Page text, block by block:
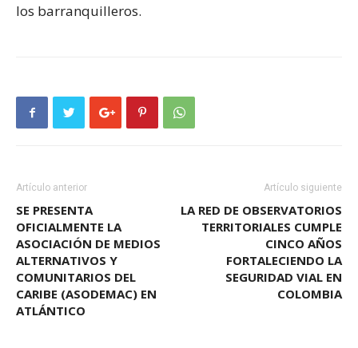
los barranquilleros.
Artículo anterior
SE PRESENTA
OFICIALMENTE LA
ASOCIACIÓN DE MEDIOS
ALTERNATIVOS Y
COMUNITARIOS DEL
CARIBE (ASODEMAC) EN
ATLÁNTICO
Artículo siguiente
LA RED DE OBSERVATORIOS
TERRITORIALES CUMPLE
CINCO AÑOS
FORTALECIENDO LA
SEGURIDAD VIAL EN
COLOMBIA